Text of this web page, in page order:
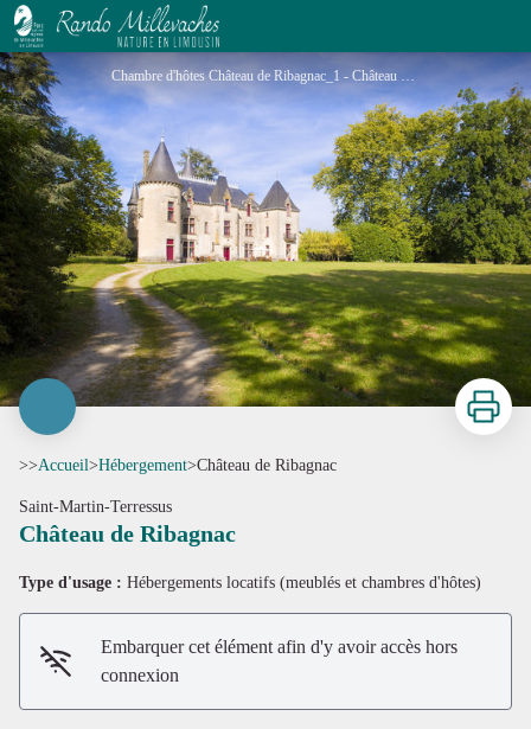
Château de Ribagnac
Chambre d'hôtes Château de Ribagnac_1 - Château de Ribagnac
Voir l'image en plein écran
Imprimer
>>Accueil>Hébergement>Château de Ribagnac
Saint-Martin-Terressus
Château de Ribagnac
Type d'usage : Hébergements locatifs (meublés et chambres d'hôtes)
Embarquer cet élément afin d'y avoir accès hors
connexion